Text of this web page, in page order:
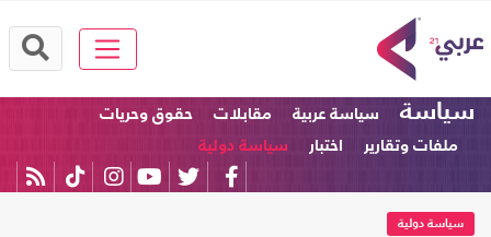
سياسة سياسة عربية مقابلات
حقوق وحريات
ملفات وتقارير
اختبار سياسة دولية
سياسة دولية